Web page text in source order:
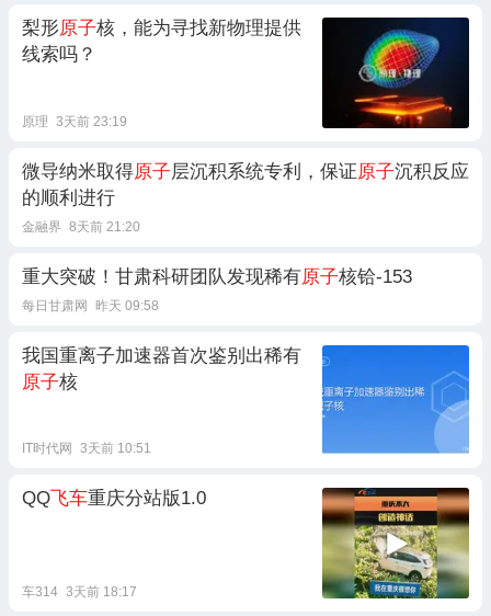
梨形原子核，能为寻找新物理提供
线索吗？
原理 3天前 23:19
微导纳米取得原子层沉积系统专利，保证原子沉积反应
的顺利进行
金融界 8天前 21:20
重大突破！甘肃科研团队发现稀有原子核铪‑153
每日甘肃网 昨天 09:58
我国重离子加速器首次鉴别出稀有
原子核
IT时代网 3天前 10:51
QQ 飞车重庆分站版1.0
车314 3天前 18:17